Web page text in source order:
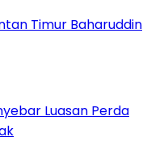
Luasan Perda